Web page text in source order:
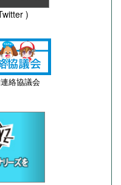
)
絡協議会